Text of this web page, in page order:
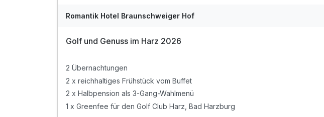
Romantik Hotel Braunschweiger Hof
Golf und Genuss im Harz 2026
2 Übernachtungen
2 x reichhaltiges Frühstück vom Buffet
2 x Halbpension als 3-Gang-Wahlmenü
1 x Greenfee für den Golf Club Harz, Bad Harzburg